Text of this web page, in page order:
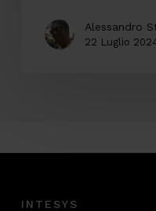
Alessandro
22 Luglio
INTESYS